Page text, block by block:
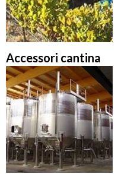
Accessori cantina